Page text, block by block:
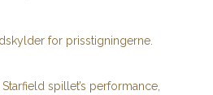
for prisstigningerne.
spillet’s performance,